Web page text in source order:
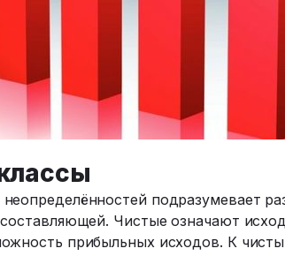
подразумевает
Чистые означают
прибыльных исходов. К